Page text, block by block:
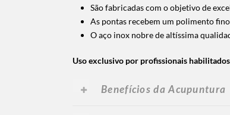
São fabricadas com o objetivo de
As pontas recebem um polimento
O aço inox nobre de altíssima
Uso exclusivo por profissionais
Benefícios da Acupuntura